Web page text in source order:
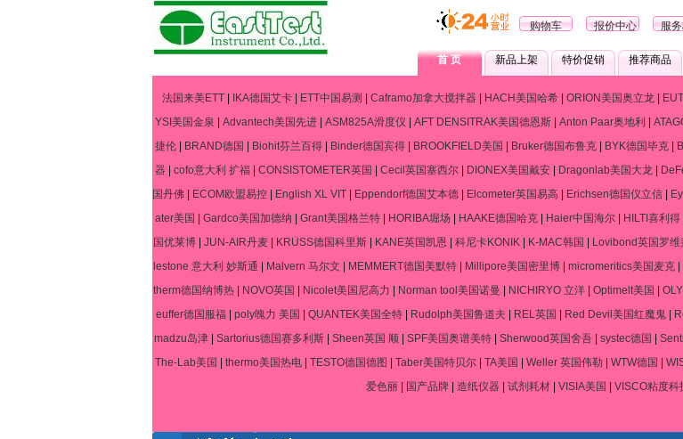
购物车 报价中心 服
首 页 新品上架 特价促销 推荐商品
法国来美ETT| IKA德国艾卡| ETT中国易测 Caframo加拿大搅拌器| HACH美国哈希| ORION美国奥立龙|
YSI美国金泉
Advantech美国先进 ASM825A滑度仪 AFT DENSITRAK美国德恩斯 Anton Paar奥地利
捷伦
BRAND德国 Biohit芬兰百得 Binder德国宾得 BROOKFIELD美国 Bruker德国布鲁克 BYK德国毕克
器
cofo意大利 扩福 CONSISTOMETER英国 Cecil英国塞西尔 DIONEX美国戴安 Dragonlab美国大龙
国丹佛
ECOM欧盟易控 English XL VIT Eppendorf德国艾本德 Elcometer英国易高 Erichsen德国仪立信
ater美国
Gardco美国加德纳 Grant美国格兰特 HORIBA堀场 HAAKE德国哈克 Haier中国海尔 HILTI喜利得
国优莱博| JUN-AIR丹麦| KRUSS德国科里斯| KANE英国凯恩 科尼卡KONIK| K-MAC韩国 Lovibond英国罗维
lestone 意大利 妙斯通
Malvern 马尔文 MEMMERT德国美默特| Millipore美国密里博| micromeritics美国麦克|
therm德国纳博热
NOVO英国 Nicolet美国尼高力 Norman tool美国诺曼 NICHIRYO 立洋 Optimelt美国
euffer德国服福
poly魄力 美国 QUANTEK美国全特 Rudolph美国鲁道夫 REL英国 Red Devil美国红魔鬼
madzu岛津| Sartorius德国赛多利斯| Sheen英国 顺| SPF美国奥谱美特| Sherwood英国舍吾| systec德国
The-Lab美国
thermo美国热电 TESTO德国德图 Taber美国特贝尔 TA美国 Weller 英国伟勒 WTW德国
爱色丽
国产品牌 造纸仪器 试剂耗材 VISIA美国 VISCO粘度科